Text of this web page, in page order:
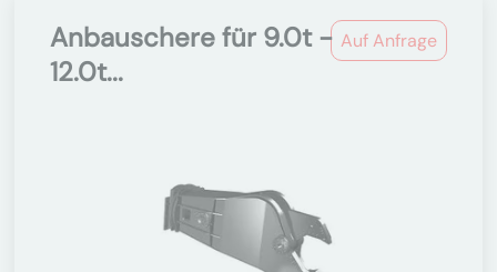
Auf Anfrage
Anbauschere für 9.0t -
12.0t...